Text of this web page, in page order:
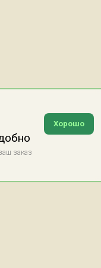
Хорошо
заказ